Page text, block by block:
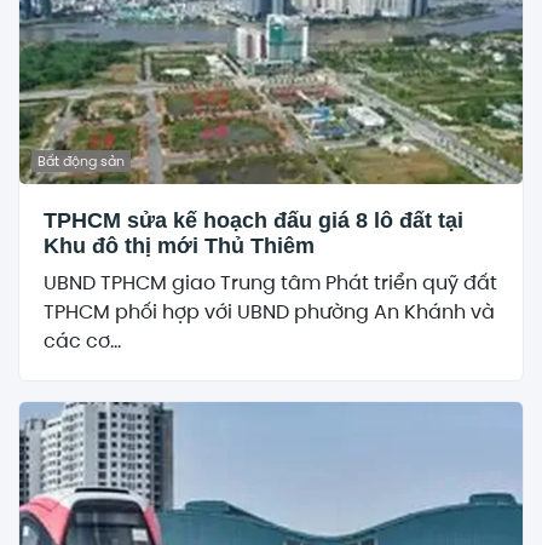
Bất động sản
TPHCM sửa kế hoạch đấu giá 8 lô đất tại
Khu đô thị mới Thủ Thiêm
UBND TPHCM giao Trung tâm Phát triển quỹ đất
TPHCM phối hợp với UBND phường An Khánh và
các cơ...